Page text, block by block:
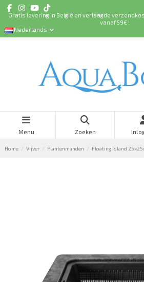
Gratis levering in België en verlaagde
vanaf 59€ !
Nederlands
Menu Zoeken
Home Vijver Plantenmanden Floating Island